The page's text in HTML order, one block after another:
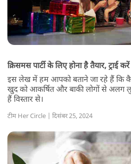
क्रिसमस पार्टी के लिए होना है तैयार, ट्राई
इस लेख में हम आपको बताने जा रहे हैं कि
खुद को आकर्षित और बाकी लोगों से अलग
हैं विस्तार से।
टीम Her Circle | दिसंबर 25, 2024